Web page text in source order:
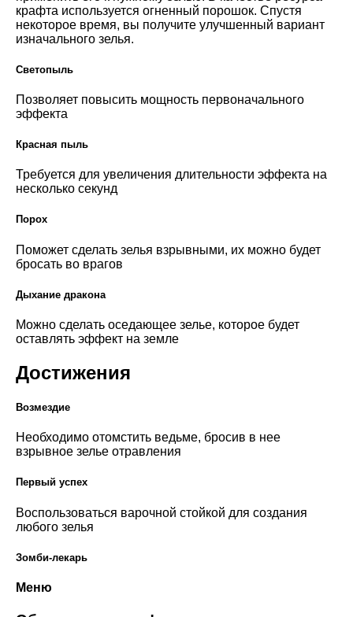
крафта используется огненный порошок. Спустя
некоторое время, вы получите улучшенный вариант
изначального зелья.
Светопыль
Позволяет повысить мощность первоначального
эффекта
Красная пыль
Требуется для увеличения длительности эффекта на
несколько секунд
Порох
Поможет сделать зелья взрывными, их можно будет
бросать во врагов
Дыхание дракона
Можно сделать оседающее зелье, которое будет
оставлять эффект на земле
Достижения
Возмездие
Необходимо отомстить ведьме, бросив в нее
взрывное зелье отравления
Первый успех
Воспользоваться варочной стойкой для создания
любого зелья
Зомби-лекарь
Меню